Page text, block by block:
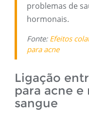
problemas de
hormonais.
Fonte: Efeitos
para acne
Ligação
para acne
sangue